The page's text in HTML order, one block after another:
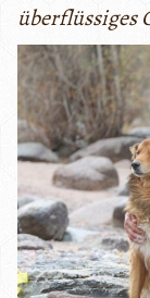
überflüssiges